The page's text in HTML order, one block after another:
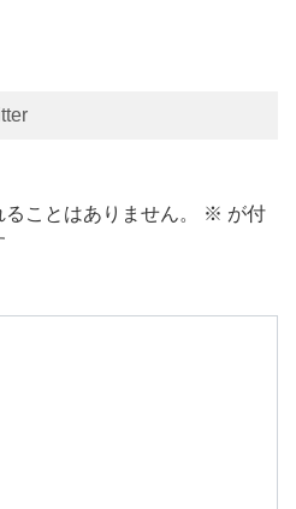
ことはありません。 ※ が付